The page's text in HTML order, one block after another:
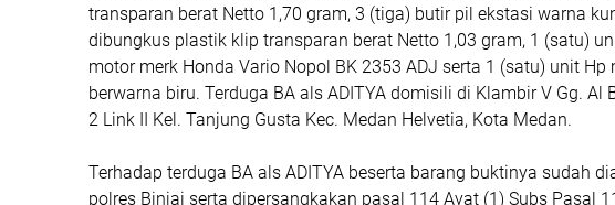
transparan berat Netto 1,70 gram, 3 (tiga) butir pil ekstasi warna
dibungkus plastik klip transparan berat Netto 1,03 gram, 1 (satu)
motor merk Honda Vario Nopol BK 2353 ADJ serta 1 (satu) unit Hp
berwarna biru. Terduga BA als ADITYA domisili di Klambir V Gg. Al
2 Link II Kel. Tanjung Gusta Kec. Medan Helvetia, Kota Medan.
Terhadap terduga BA als ADITYA beserta barang buktinya sudah
polres Binjai serta dipersangkakan pasal 114 Ayat (1) Subs Pasal